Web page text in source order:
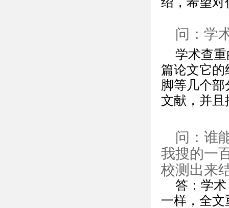
问：学
学术查
篇论文它的
脚等几个
文献，并且
问：谁
我搜的一
校测出来
答：学
一样，全